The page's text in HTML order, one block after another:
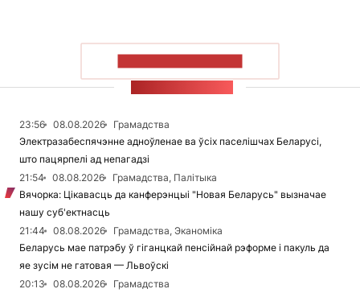
23:56 08.08.2026
Грамадства
Электразабеспячэнне адноўленае ва ўсіх паселішчах Беларусі,
што пацярпелі ад непагадзі
21:54
08.08.2026
Грамадства, Палітыка
Вячорка: Цікавасць да канферэнцыі "Новая Беларусь" вызначае
нашу суб'ектнасць
21:44
08.08.2026
Грамадства, Эканоміка
Беларусь мае патрэбу ў гіганцкай пенсійнай рэформе і пакуль да
яе зусім не гатовая — Львоўскі
20:13
08.08.2026 Грамадства